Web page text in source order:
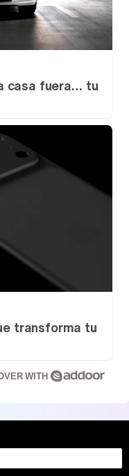
casa fuera… tu
transforma tu
WITH